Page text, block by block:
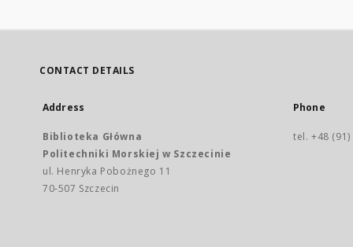
CONTACT DETAILS
Address
Biblioteka Główna
Politechniki Morskiej w Szczecinie
ul. Henryka Pobożnego 11
70-507 Szczecin
Phone
tel. +48